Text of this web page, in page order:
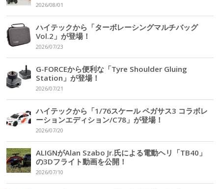
2026/08/01
ハイテックから「ターボレーシングマルチバッグ
Vol.2」が登場！
2026/07/23
G-FORCEから便利な「Tyre Shoulder Gluing
Station」が登場！
2026/07/21
ハイテックから「1/76スケール ペガサス3 コラボレ
ーションエディション/C78」が登場！
2026/07/20
ALIGNがAlan Szabo Jr.氏による電動ヘリ「TB40」
の3Dフライト動画を公開！
2026/07/10